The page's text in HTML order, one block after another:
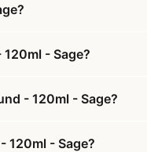
- Sage?
- 120ml - Sage?
120ml - Sage?